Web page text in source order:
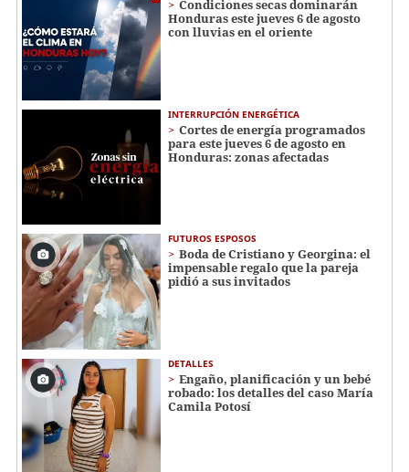
Condiciones secas dominarán
Honduras este jueves 6 de agosto
con lluvias en el oriente
INTERRUPCIÓN ENERGÉTICA
Cortes de energía programados
para este jueves 6 de agosto en
Honduras: zonas afectadas
FUTUROS ESPOSOS
Boda de Cristiano y Georgina: el
impensable regalo que la pareja
pidió a sus invitados
DETALLES
Engaño, planificación y un bebé
robado: los detalles del caso María
Camila Potosí